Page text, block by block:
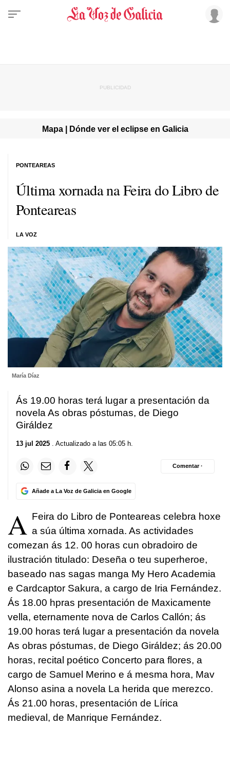
Mapa | Dónde ver el eclipse en Galicia
Última xornada na Feira do Libro de
Ponteareas
LA VOZ
PONTEAREAS
María Díaz
Ás 19.00 horas terá lugar a presentación da
novela As obras póstumas, de Diego
Giráldez
13 jul 2025 . Actualizado a las 05:05 h.
Añade a La Voz de Galicia en Google
Comentar ·
A Feira do Libro de Ponteareas celebra hoxe
a súa última xornada. As actividades
comezan ás 12. 00 horas cun obradoiro de
ilustración titulado: Deseña o teu superheroe,
baseado nas sagas manga My Hero Academia
e Cardcaptor Sakura, a cargo de Iria Fernández.
Ás 18.00 hpras presentación de Maxicamente
vella, eternamente nova de Carlos Callón; ás
19.00 horas terá lugar a presentación da novela
As obras póstumas, de Diego Giráldez; ás 20.00
horas, recital poético Concerto para flores, a
cargo de Samuel Merino e á mesma hora, Mav
Alonso asina a novela La herida que merezco.
Ás 21.00 horas, presentación de Lírica
medieval, de Manrique Fernández.